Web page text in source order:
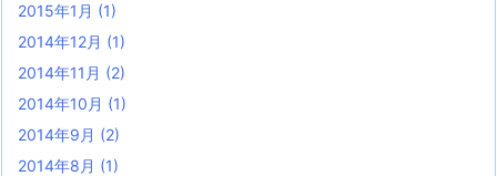
2015年1月 (1)
2014年12月 (1)
2014年11月 (2)
2014年10月 (1)
2014年9月 (2)
2014年8月 (1)